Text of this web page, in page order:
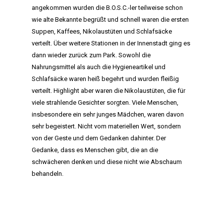
angekommen wurden die B.O.S.C.-ler teilweise schon
wie alte Bekannte begrüßt und schnell waren die ersten
Suppen, Kaffees, Nikolaustüten und Schlafsäcke
verteilt. Über weitere Stationen in der Innenstadt ging es
dann wieder zurück zum Park. Sowohl die
Nahrungsmittel als auch die Hygieneartikel und
Schlafsäcke waren heiß begehrt und wurden fleißig
verteilt. Highlight aber waren die Nikolaustüten, die für
viele strahlende Gesichter sorgten. Viele Menschen,
insbesondere ein sehr junges Mädchen, waren davon
sehr begeistert. Nicht vom materiellen Wert, sondern
von der Geste und dem Gedanken dahinter. Der
Gedanke, dass es Menschen gibt, die an die
schwächeren denken und diese nicht wie Abschaum
behandeln.